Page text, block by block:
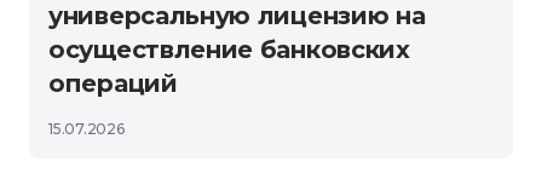
универсальную лицензию на
осуществление банковских
операций
15.07.2026